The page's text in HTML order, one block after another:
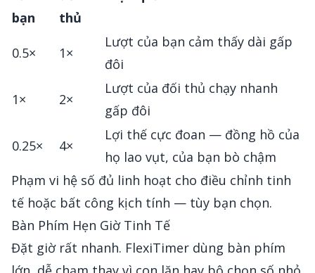
bạn
thủ
0.5× 1×
Lượt của bạn cảm thấy dài gấp
đôi
1× 2×
Lượt của đối thủ chạy nhanh
gấp đôi
0.25× 4×
Lợi thế cực đoan — đồng hồ của
họ lao vụt, của bạn bò chậm
Phạm vi hệ số đủ linh hoạt cho điều chỉnh tinh
tế hoặc bất công kịch tính — tùy bạn chọn.
Bàn Phím Hẹn Giờ Tinh Tế
Đặt giờ rất nhanh. FlexiTimer dùng bàn phím